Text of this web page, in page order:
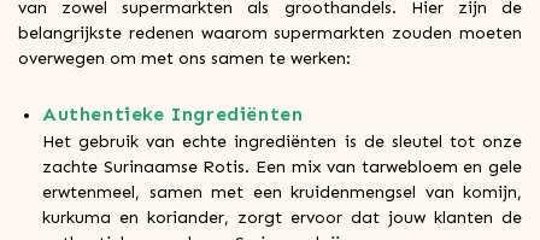
van zowel supermarkten als groothandels. Hier zijn de
belangrijkste redenen waarom supermarkten zouden moeten
overwegen om met ons samen te werken:
Authentieke Ingrediënten
Het gebruik van echte ingrediënten is de sleutel tot onze
zachte Surinaamse Rotis. Een mix van tarwebloem en gele
erwtenmeel, samen met een kruidenmengsel van komijn,
kurkuma en koriander, zorgt ervoor dat jouw klanten de